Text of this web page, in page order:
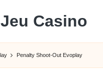
Casino
Penalty Shoot-Out Evoplay